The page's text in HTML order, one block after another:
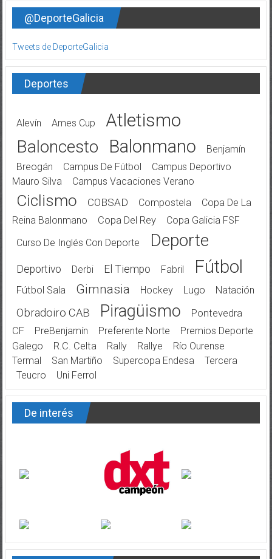
@DeporteGalicia
Tweets de DeporteGalicia
Deportes
Alevín Ames Cup Atletismo
Baloncesto Balonmano
Benjamín
Breogán
Campus De Fútbol
Campus Deportivo
Mauro Silva
Campus Vacaciones Verano
Ciclismo COBSAD Compostela
Copa De La
Reina Balonmano
Copa Del Rey
Copa Galicia FSF
Curso De Inglés Con Deporte
Deporte
Deportivo Derbi El Tiempo Fabril Fútbol
Fútbol Sala Gimnasia Hockey Lugo Natación
Obradoiro CAB Piragüismo
Pontevedra
CF
PreBenjamín Preferente Norte
Premios Deporte
Galego
R.C. Celta Rally Rallye
Río Ourense
Termal
San Martiño Supercopa Endesa
Tercera
Teucro
Uni Ferrol
De interés